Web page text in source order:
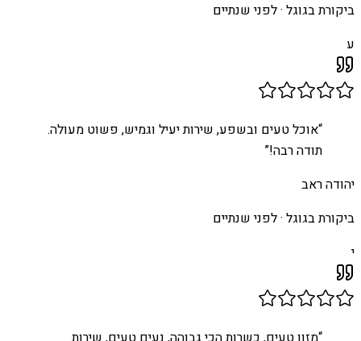
ביקורת בגוגל ·לפני שנתיים
ע
“אוכל טעים ובשפע, שירות יעיל וגמיש, פשוט מעולה.
תודה רבה!”
יהודה ראב
ביקורת בגוגל ·לפני שנתיים
י